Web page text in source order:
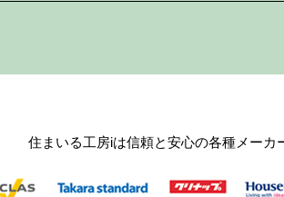
住まいる工房iは信頼と安心の各種メーカ